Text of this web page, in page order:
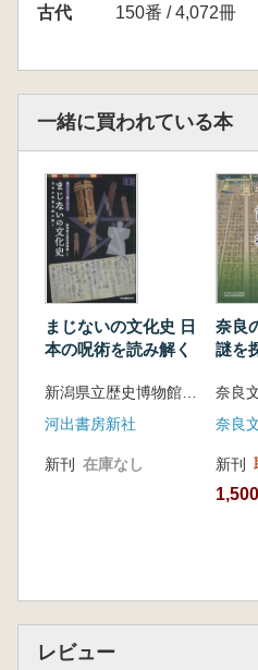
終 章 中世的港湾都市
古代 150番 / 4,072冊
一緒に買われている本
まじないの文化史 日
本の呪術を読み解く
新潟県立歴史博物館 監修
河出書房新社
新刊 在庫なし
奈良
謎を
奈良
奈良
新刊
レビュー